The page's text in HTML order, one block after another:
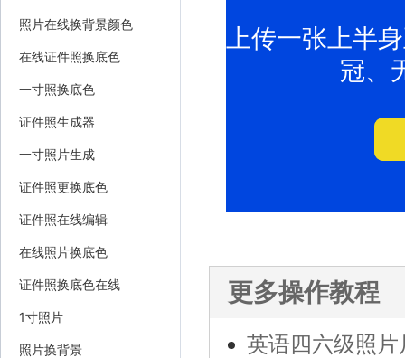
照片在线换背景颜色
在线证件照换底色
一寸照换底色
证件照生成器
一寸照片生成
证件照更换底色
证件照在线编辑
在线照片换底色
证件照换底色在线
1寸照片
照片换背景
上传一张上半
冠、
更多操作教程
英语四六级照